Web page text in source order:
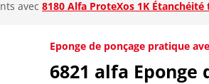
avec 8180 Alfa ProteXos 1K
Eponge de ponçage pratique
6821 alfa Eponge